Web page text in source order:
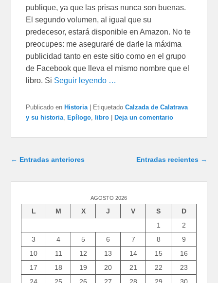
publique, ya que las prisas nunca son buenas.
El segundo volumen, al igual que su
predecesor, estará disponible en Amazon. No te
preocupes: me aseguraré de darle la máxima
publicidad tanto en este sitio como en el grupo
de Facebook que lleva el mismo nombre que el
libro. Si Seguir leyendo …
Publicado en Historia | Etiquetado Calzada de Calatrava
y su historia ,Epílogo libro |Deja un comentario
Navegación de entradas
← Entradas anteriores Entradas recientes →
AGOSTO 2026
L M X J V S
D
1
2
3
4 5 6 7 8
9
10
11 12 13 14 15
16
17
18 19 20 21 22
23
24
25 26 27 28 29 30